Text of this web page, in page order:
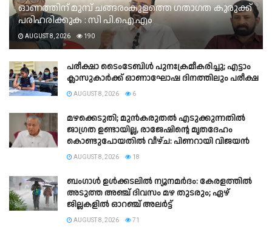
ഓണത്തിന് മുമ്പ് ചങ്ങരംകുളത്തെ ഗതാഗത കുരുക്ക്
പരിഹരിക്കുക : സി പി.ഐ.എം
AUGUST 8, 2026 190
പരീക്ഷാ ടൈംടേബിൾ പുനഃക്രമീകരിച്ചു; എട്ടാം
ക്ലാസുകാർക്ക് ഓണാഘോഷ ദിനത്തിലും പരീക്ഷ
AUGUST 8, 2026 6
മഴക്കെടുതി; മുൻകരുതൽ എടുക്കുന്നതിൽ
ജാഗ്രത ഉണ്ടായില്ല, രാജേഷിന്റെ മൃതദേഹം
കൊണ്ടുപോയതിൽ വീഴ്ച: പിണറായി വിജയൻ
AUGUST 8, 2026 18
ബംഗാൾ ഉൾക്കടലിൽ ന്യൂനമർദം: കേരളത്തിൽ
അടുത്ത അഞ്ച് ദിവസം മഴ തുടരും; ഏഴ്
ജില്ലകളിൽ ഓറഞ്ച് അലർട്ട്
AUGUST 8, 2026 71